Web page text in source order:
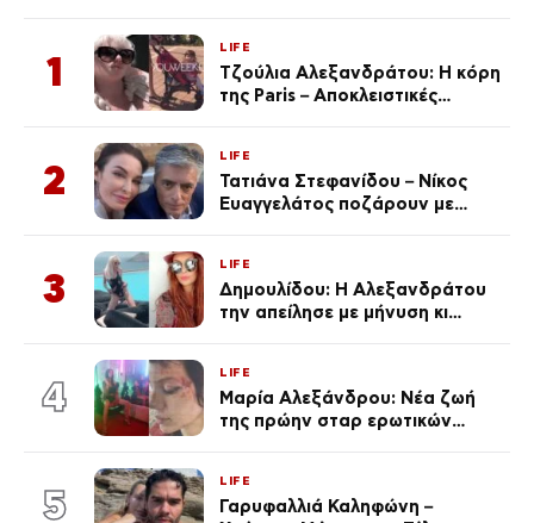
1
LIFE
Τζούλια Αλεξανδράτου: Η κόρη
της Paris – Αποκλειστικές
2
LIFE
Τατιάνα Στεφανίδου – Νίκος
Ευαγγελάτος ποζάρουν με
3
LIFE
Δημουλίδου: Η Αλεξανδράτου
την απείλησε με μήνυση κι
ποια είσαι σοκαρίστικα»
4
LIFE
Μαρία Αλεξάνδρου: Νέα ζωή
της πρώην σταρ ερωτικών
(Φωτογραφίες)
5
LIFE
Γαρυφαλλιά Καληφώνη –